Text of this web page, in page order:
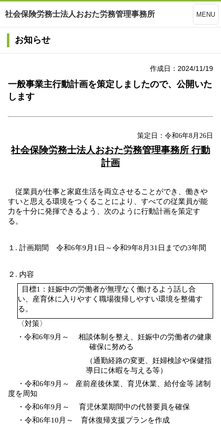
社会保険労務士法人おおた労務管理事務所 MENU
お知らせ
作成日：2024/11/19
一般事業主行動計画を策定しましたので、公開いた
します
策定日：令和6年8月 26日
社会保険労務士法人おおた労務管理事務所 行動
計画
従業員が仕事と家庭生活を両立させることができ、働きや
すいと思える環境をつくることにより、すべての従業員が能
力を十分に発揮できるよう、次のように行動計画を策定す
る。
１. 計画期間 令和6年9 月 1 日～令和9年8 月 31 日までの3年間
２. 内容
目標1 ：妊娠中の労働者が無理なく働けるよう話し合
い、産育休に入りやすく職場復帰しやすい環境を整備す
る。
〈対策〉
・令和6年9月～ 相談体制を整え、妊娠中の労働者の健康
確保に努める
（通勤経路の変更、妊婦検診や保健指
導日に休暇を与える等）
・令和6年9 月～ 産前産後休業、育児休業、給付金等 諸制
度を周知
・令和6年9 月～ 育児休業期間中の代替要員を確保
・令和6年10 月～ 育休復帰支援プランを作成